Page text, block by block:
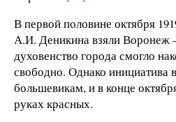
В первой половине октября
А.И. Деникина взяли Воронеж
духовенство города смогло
свободно. Однако инициатива
большевикам, и в конце
руках красных.